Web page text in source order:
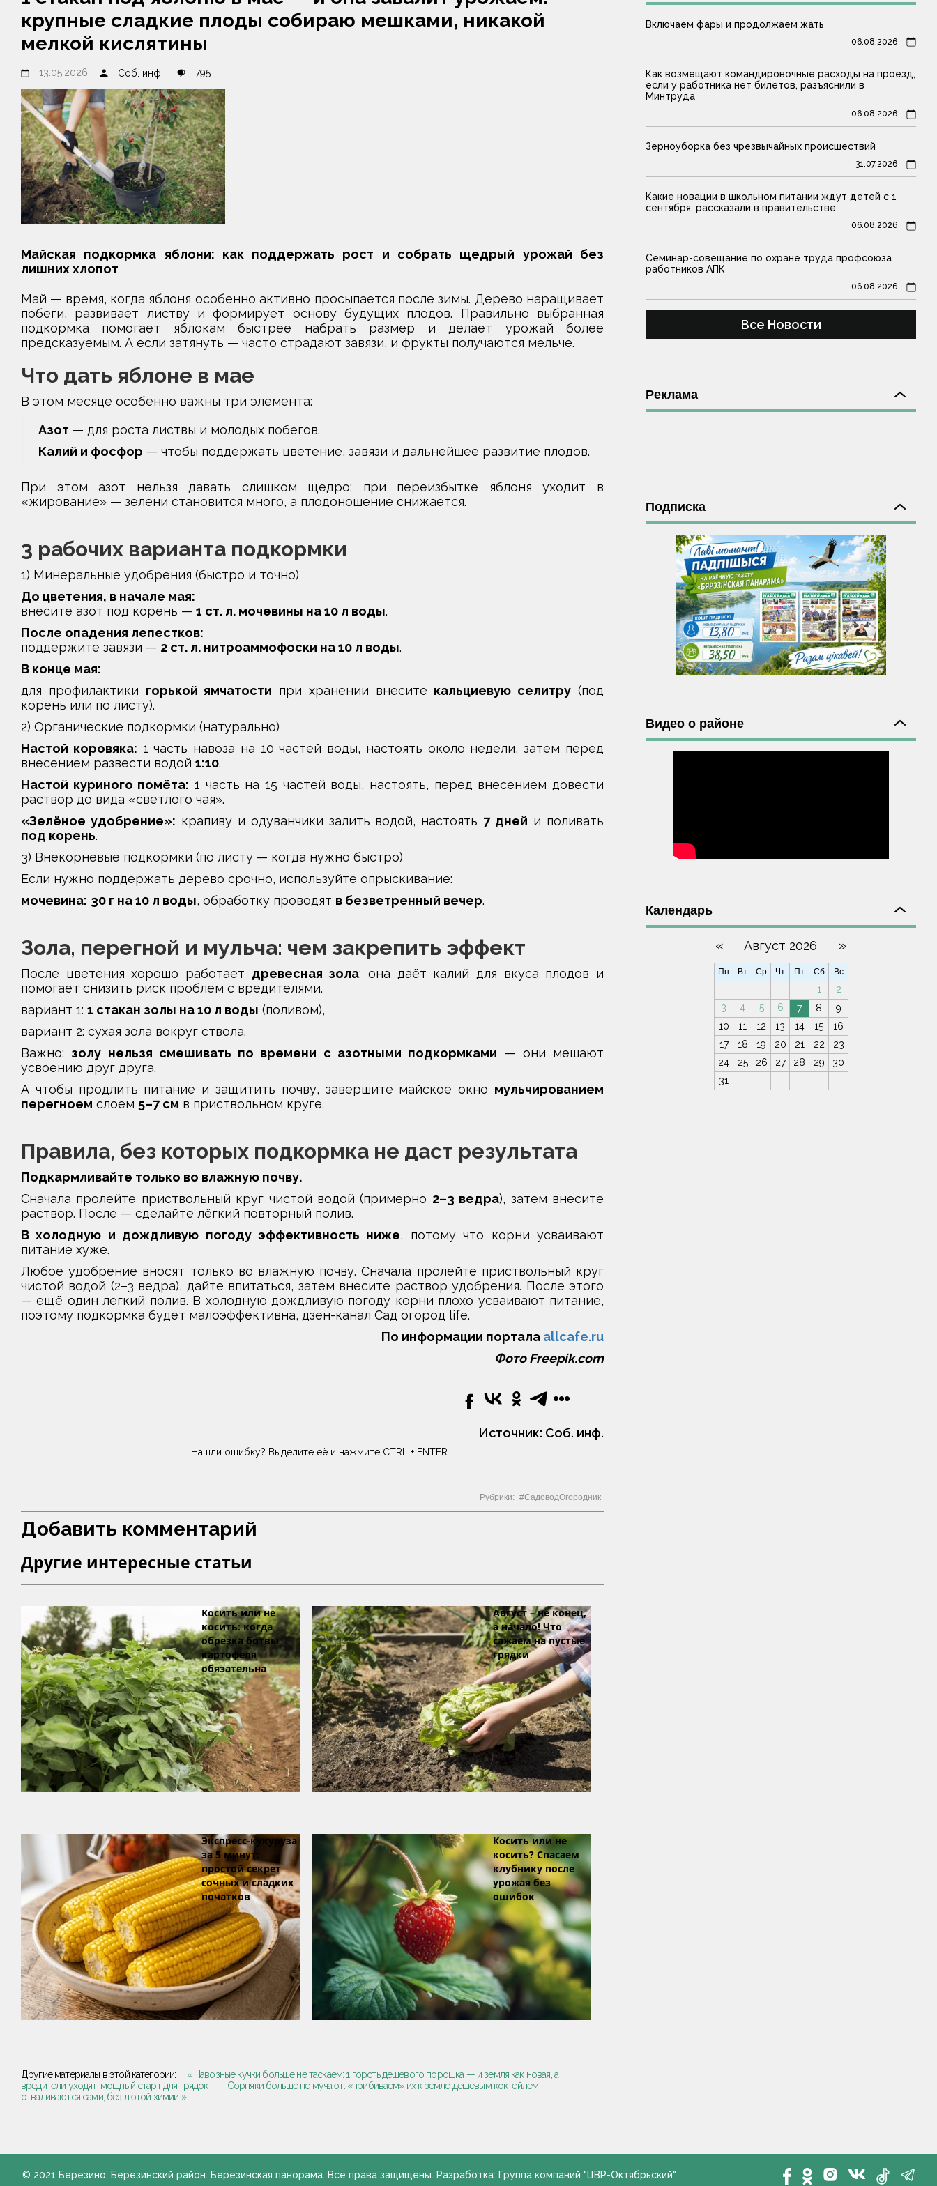
крупные сладкие плоды собираю мешками, никакой
мелкой кислятины
13.05.2026 Соб. инф. 795
Майская подкормка яблони: как поддержать рост и собрать щедрый урожай без
лишних хлопот
Май — время, когда яблоня особенно активно просыпается после зимы. Дерево наращивает
побеги, развивает листву и формирует основу будущих плодов. Правильно выбранная
подкормка помогает яблокам быстрее набрать размер и делает урожай более
предсказуемым. А если затянуть — часто страдают завязи, и фрукты получаются мельче.
Что дать яблоне в мае
В этом месяце особенно важны три элемента:
Азот — для роста листвы и молодых побегов.
Калий и фосфор — чтобы поддержать цветение, завязи и дальнейшее развитие плодов.
При этом азот нельзя давать слишком щедро: при переизбытке яблоня уходит в
«жирование» — зелени становится много, а плодоношение снижается.
3 рабочих варианта подкормки
1) Минеральные удобрения (быстро и точно)
До цветения, в начале мая:
внесите азот под корень — 1 ст. л. мочевины на 10 л воды.
После опадения лепестков:
поддержите завязи — 2 ст. л. нитроаммофоски на 10 л воды.
В конце мая:
для профилактики горькой ямчатости при хранении внесите кальциевую селитру (под
корень или по листу).
2) Органические подкормки (натурально)
Настой коровяка: 1 часть навоза на 10 частей воды, настоять около недели, затем перед
внесением развести водой 1:10.
Настой куриного помёта: 1 часть на 15 частей воды, настоять, перед внесением довести
раствор до вида «светлого чая».
«Зелёное удобрение»: крапиву и одуванчики залить водой, настоять 7 дней и поливать
под корень.
3) Внекорневые подкормки (по листу — когда нужно быстро)
Если нужно поддержать дерево срочно, используйте опрыскивание:
мочевина: 30 г на 10 л воды, обработку проводят в безветренный вечер.
Зола, перегной и мульча: чем закрепить эффект
После цветения хорошо работает древесная зола: она даёт калий для вкуса плодов и
помогает снизить риск проблем с вредителями.
вариант 1: 1 стакан золы на 10 л воды (поливом),
вариант 2: сухая зола вокруг ствола.
Важно: золу нельзя смешивать по времени с азотными подкормками — они мешают
усвоению друг друга.
А чтобы продлить питание и защитить почву, завершите майское окно мульчированием
перегноем слоем 5–7 см в приствольном круге.
Правила, без которых подкормка не даст результата
Подкармливайте только во влажную почву.
Сначала пролейте приствольный круг чистой водой (примерно 2–3 ведра), затем внесите
раствор. После — сделайте лёгкий повторный полив.
В холодную и дождливую погоду эффективность ниже, потому что корни усваивают
питание хуже.
Любое удобрение вносят только во влажную почву. Сначала пролейте приствольный круг
чистой водой (2–3 ведра), дайте впитаться, затем внесите раствор удобрения. После этого
— ещё один легкий полив. В холодную дождливую погоду корни плохо усваивают питание,
поэтому подкормка будет малоэффективна, дзен-канал Сад огород life.
По информации портала allcafe.ru
Фото Freepik.com
Источник: Соб. инф.
Нашли ошибку? Выделите её и нажмите CTRL + ENTER
Рубрики: СадоводОгородник
Добавить комментарий
Другие интересные статьи
Косить или не
косить: когда
обрезка ботвы
картофеля
обязательна
Август – не конец,
а начало! Что
сажаем на пустые
грядки
Экспресс-кукуруза
за 5 минут:
простой секрет
сочных и сладких
початков
Косить или не
косить? Спасаем
клубнику после
урожая без
ошибок
Другие материалы в этой категории:
« Навозные кучки больше не таскаем: 1 горсть дешевого порошка — и земля как новая, а
вредители уходят, мощный старт для грядок
Сорняки больше не мучают: «прибиваем» их к земле дешевым коктейлем —
отваливаются сами, без лютой химии »
Включаем фары и продолжаем жать
06.08.2026
Как возмещают командировочные расходы на проезд,
если у работника нет билетов, разъяснили в
Минтруда
06.08.2026
Зерноуборка без чрезвычайных происшествий
31.07.2026
Какие новации в школьном питании ждут детей с 1
сентября, рассказали в правительстве
06.08.2026
Семинар-совещание по охране труда профсоюза
работников АПК
06.08.2026
Все Новости
Реклама
Подписка
Видео о районе
Календарь
« Август 2026 »
Пн Вт Ср Чт Пт Сб Вс
1
2
3
4 5 6 7 8
9
10
11 12 13 14 15
16
17
18 19 20 21 22
23
24
25 26 27 28 29
30
31
© 2021 Березино. Березинский район. Березинская панорама. Все права защищены. Разработка: Группа компаний "ЦВР-Октябрьский"